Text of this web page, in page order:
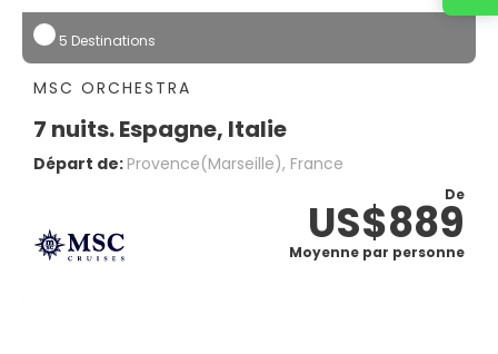
5 Destinations
MSC ORCHESTRA
7 nuits. Espagne, Italie
Départ de: Provence(marseille), France
De
US$889
Moyenne par personne